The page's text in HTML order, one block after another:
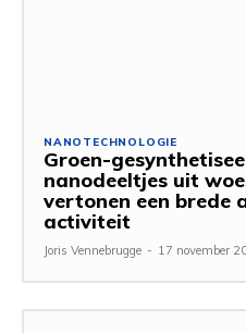
NANOTECHNOLOGIE
Groen-
nanodeeltjes uit
vertonen een brede
activiteit
Joris Vennebrugge - 17 november